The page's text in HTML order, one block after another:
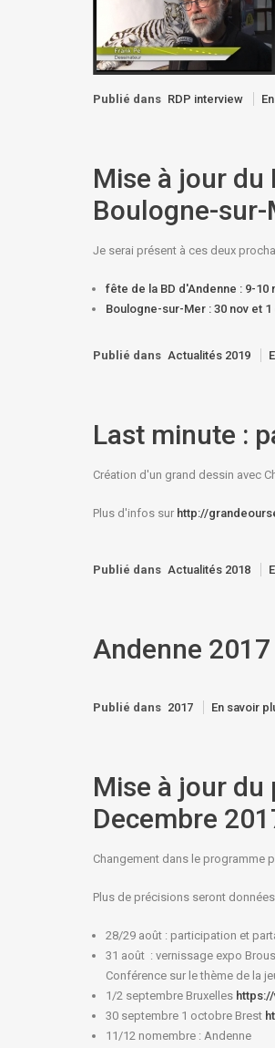
Publié dans RDP interview
Mise à jour du
Boulogne-sur-
Je serai présent à ces deux
fête de la BD d'Andenne : 9-10
Boulogne-sur-Mer : 30 nov et 1
Publié dans Actualités 2019
Last minute :
Création d'un grand dessin avec
Plus d'infos sur http://
Publié dans Actualités 2018
Andenne
Publié dans 2017 En savoir
Mise à jour du
Decembre
Changement dans le programme
Plus de précisions seront
28/29 août : participation et
31 août : vernissage expo
Conférence sur le thème de la
1/2 septembre Bruxelles
30 septembre 1 octobre Brest
11/12 nomembre : Andenne